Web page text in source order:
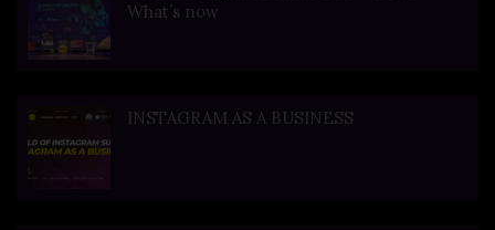
What’s now
INSTAGRAM AS A BUSINESS